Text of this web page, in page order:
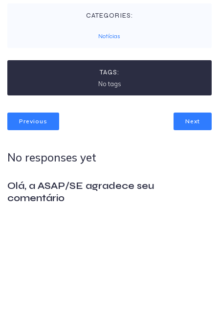
CATEGORIES:
Notícias
TAGS:
No tags
Previous Next
No responses yet
Olá, a ASAP/SE agradece seu
comentário